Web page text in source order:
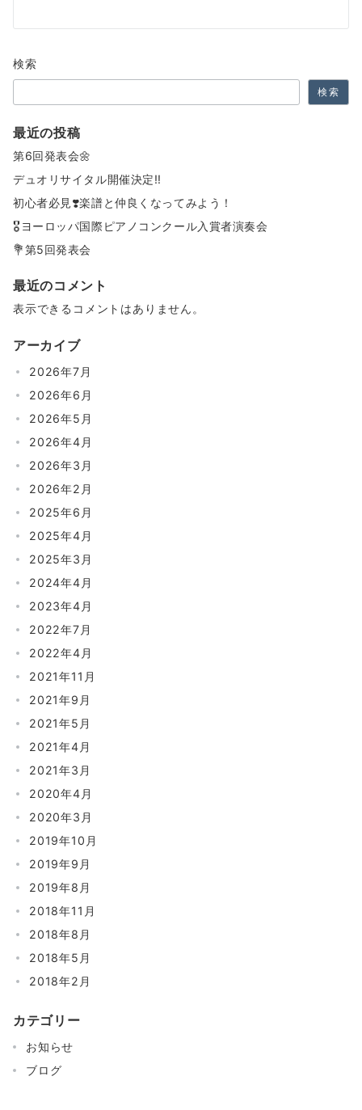
シ
ョ
ン
検索
検索
最近の投稿
第6回発表会🌼
デュオリサイタル開催決定‼️
初心者必見❣️楽譜と仲良くなってみよう！
🎖️ヨーロッパ国際ピアノコンクール入賞者演奏会
💐第5回発表会
最近のコメント
表示できるコメントはありません。
アーカイブ
2026年7月
2026年6月
2026年5月
2026年4月
2026年3月
2026年2月
2025年6月
2025年4月
2025年3月
2024年4月
2023年4月
2022年7月
2022年4月
2021年11月
2021年9月
2021年5月
2021年4月
2021年3月
2020年4月
2020年3月
2019年10月
2019年9月
2019年8月
2018年11月
2018年8月
2018年5月
2018年2月
カテゴリー
お知らせ
ブログ